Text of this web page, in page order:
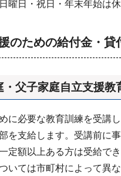
曜日・祝日・年末年始は
のための給付金・貸
・父子家庭自立支援教
に必要な教育訓練を受講
を支給します。受講前に
定額以上ある方は受給で
いては市町村によって異な